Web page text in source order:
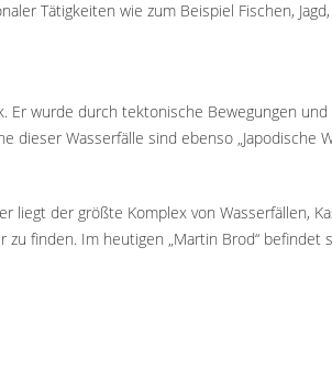
Tätigkeiten wie zum Beispiel Fischen,
wurde durch tektonische Bewegungen
Wasserfälle sind ebenso „Japodische
liegt der größte Komplex von Wasserfällen,
zu finden. Im heutigen „Martin Brod“